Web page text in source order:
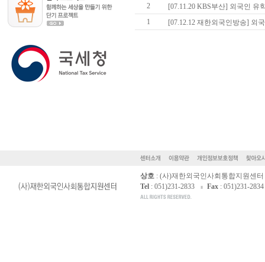
2
[07.11.20 KBS부산] 외국인 유
1
[07.12.12 재한외국인방송] 외
상호 : (사)재한외국인사회통합지원센터
Tel : 051)231-2833 Fax : 051)231-2834